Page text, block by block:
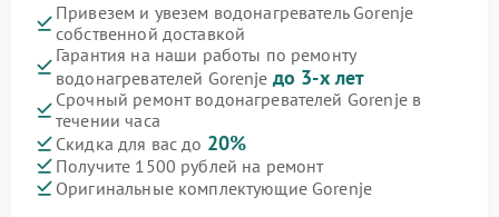
Привезем и увезем водонагреватель Gorenje
собственной доставкой
Гарантия на наши работы по ремонту
водонагревателей Gorenje до 3-х лет
Срочный ремонт водонагревателей Gorenje в
течении часа
Скидка для вас до 20%
Получите 1500 рублей на ремонт
Оригинальные комплектующие Gorenje